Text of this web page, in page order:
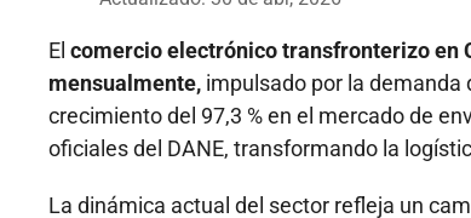
El comercio electrónico transfronterizo en
mensualmente, impulsado por la demanda
crecimiento del 97,3 % en el mercado de
oficiales del DANE, transformando la
La dinámica actual del sector refleja un